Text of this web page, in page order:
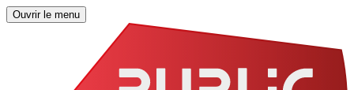
Ouvrir le menu